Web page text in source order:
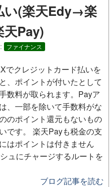
い(楽天Edy→楽
Pay)
ファイナンス
でクレジットカード払いを
、ポイントが付いたとして
数料が取られます。Payア
、一部を除いて手数料がな
のポイント還元もないもの
です。 楽天Payも税金の支
はポイントは付きません
ュにチャージするルートを
ブログ記事を読む